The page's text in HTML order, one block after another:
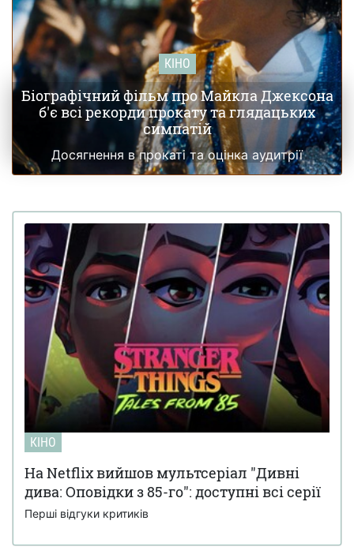
КІНО
Біографічний фільм про Майкла Джексона
б'є всі рекорди прокату та глядацьких
симпатій
Досягнення в прокаті та оцінка аудитрії
КІНО
На Netflix вийшов мультсеріал "Дивні
дива: Оповідки з 85-го": доступні всі серії
Перші відгуки критиків